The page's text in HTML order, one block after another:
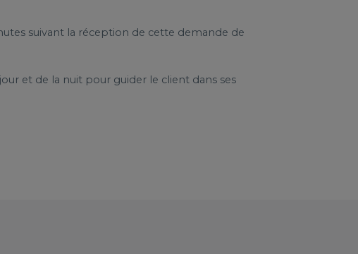
suivant la réception de cette demande de
et de la nuit pour guider le client dans ses